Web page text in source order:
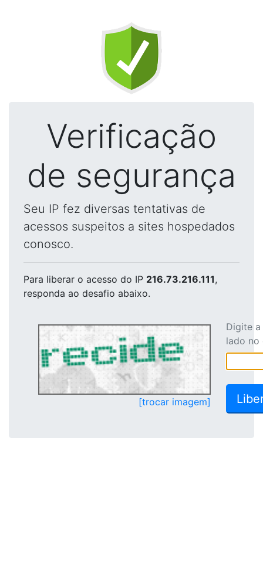
Verificação
de segurança
Seu IP fez diversas tentativas de
acessos suspeitos a sites hospedados
conosco.
Para liberar o acesso do IP 216.73.216.111,
responda ao desafio abaixo.
[trocar imagem]
Digite
lado no